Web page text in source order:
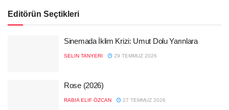
Editörün Seçtikleri
Sinemada İklim Krizi: Umut Dolu Yarınlara
SELIN TANYERI 29 TEMMUZ 2026
Rose (2026)
RABIA ELIF ÖZCAN 27 TEMMUZ 2026